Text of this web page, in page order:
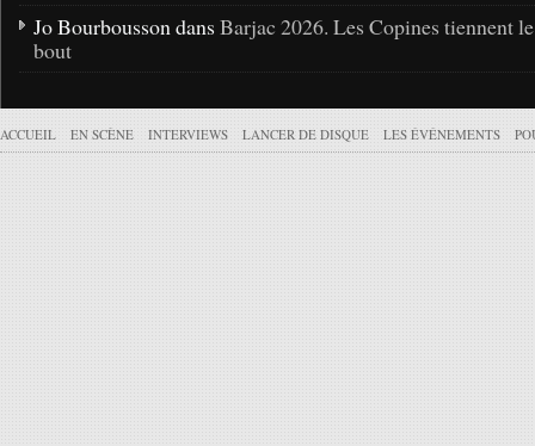
Jo Bourbousson dans Barjac 2026. Les Copines tiennent
bout
ACCUEIL EN SCÈNE INTERVIEWS LANCER DE DISQUE LES ÉVÉNEMENTS